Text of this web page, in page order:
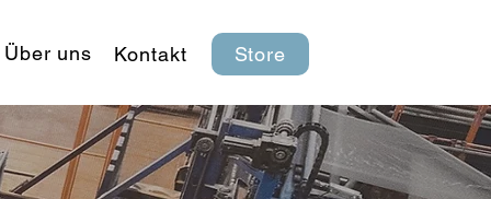
Über uns Kontakt Store